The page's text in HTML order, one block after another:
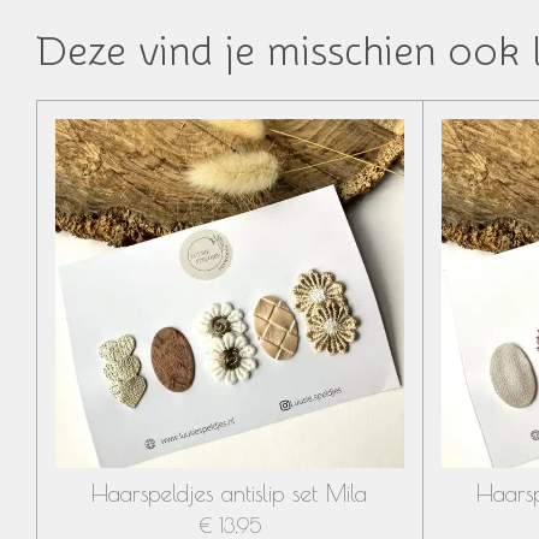
Deze vind je misschien ook
Haarspeldjes antislip set Mila
€ 13,95